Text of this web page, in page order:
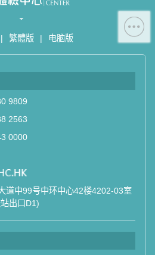
| 繁體版 | 电脑版
9809
2563
0000
道中99号中环中心42楼4202-03室
出口D1)
检查。
疑问或需要进一步了
们联系。谢谢您的支